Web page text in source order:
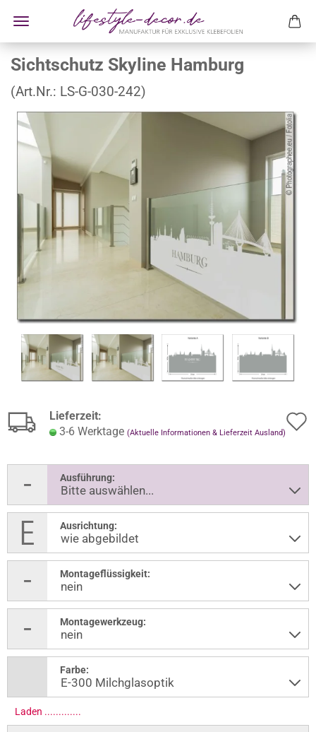
Sichtschutz Skyline Hamburg
(Art.Nr.: LS-G-030-242)
Lieferzeit:
3-6 Werktage (Aktuelle Informationen & Lieferzeit Ausland)
Ausführung:
Ausrichtung:
Montageflüssigkeit:
Montagewerkzeug:
Farbe:
Laden .............